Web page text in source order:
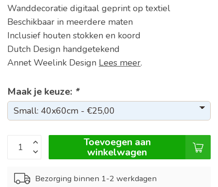
Wanddecoratie digitaal geprint op textiel
Beschikbaar in meerdere maten
Inclusief houten stokken en koord
Dutch Design handgetekend
Annet Weelink Design Lees meer.
Maak je keuze: *
Toevoegen aan
winkelwagen
Bezorging binnen 1-2 werkdagen